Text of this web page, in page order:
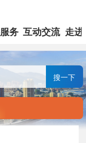
务 互动交流 走进
搜一下